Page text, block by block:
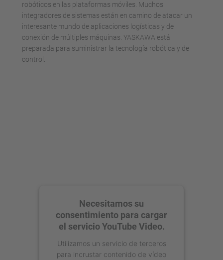
robóticos en las plataformas móviles. Muchos
integradores de sistemas están en camino de atacar un
interesante mundo de aplicaciones logísticas y de
conexión de múltiples máquinas. YASKAWA está
preparada para suministrar la tecnología robótica y de
control.
Necesitamos su
consentimiento para cargar
el servicio YouTube Video.
Utilizamos un servicio de terceros
para incrustar contenido de vídeo